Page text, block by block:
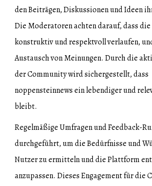
den Beiträgen, Diskussionen und Ideen
Die Moderatoren achten darauf, dass
konstruktiv und respektvoll verlaufen,
Austausch von Meinungen. Durch die
der Community wird sichergestellt, dass
noppensteinnews ein lebendiger und
bleibt.
Regelmäßige Umfragen und Feedback-
durchgeführt, um die Bedürfnisse und
Nutzer zu ermitteln und die Plattform
anzupassen. Dieses Engagement für die